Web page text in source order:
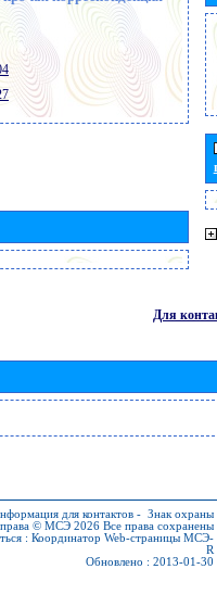
Для
для контактов - Знак охраны
права © МСЭ 2026 Все права сохранены
: Координатор Web-страницы МСЭ-
R
Обновлено : 2013-01-30